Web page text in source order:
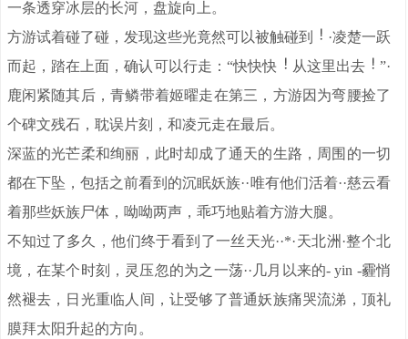
一条透穿冰层的长河，盘旋向上。
方游试着碰了碰，发现这些光竟然可以被触碰到
·凌楚一跃
而起，踏在上面，确认可以行走：“快快快
从这里出去
”·
鹿闲紧随其后，青鳞带着姬曜走在第三，方游因为弯腰捡了
个碑文残石，耽误片刻，和凌元走在最后。
深蓝的光芒柔和绚丽，此时却成了通天的生路，周围的一切
都在下坠，包括之前看到的沉眠妖族··唯有他们活着··慈云看
着那些妖族尸体，呦呦两声，乖巧地贴着方游大腿。
不知过了多久，他们终于看到了一丝天光··*·天北洲·整个北
境，在某个时刻，灵压忽的为之一荡··几月以来的- yin -霾悄
然褪去，日光重临人间，让受够了普通妖族痛哭流涕，顶礼
膜拜太阳升起的方向。